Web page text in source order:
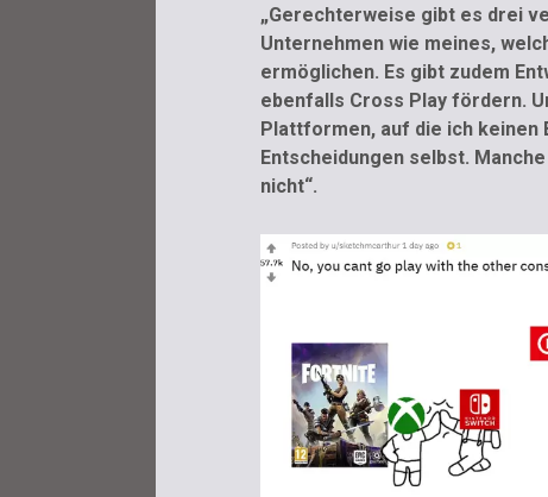
„Gerechterweise gibt es drei
Unternehmen wie meines,
ermöglichen. Es gibt zudem
ebenfalls Cross Play fördern.
Plattformen, auf die ich
Entscheidungen selbst.
nicht“.